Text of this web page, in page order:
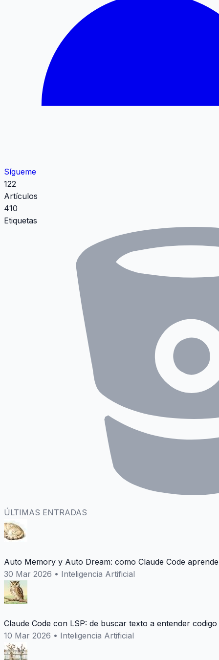
Sígueme
122
Artículos
410
Etiquetas
ÚLTIMAS ENTRADAS
Auto Memory y Auto Dream: como Claude Code
30 Mar 2026 • Inteligencia Artificial
Claude Code con LSP: de buscar texto a entender codigo
10 Mar 2026 • Inteligencia Artificial